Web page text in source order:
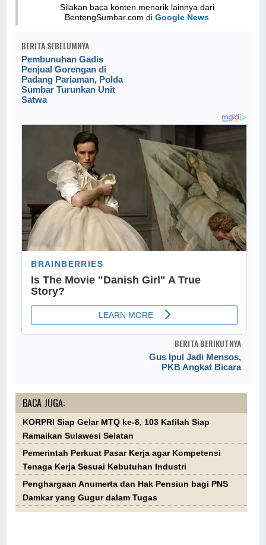
Silakan baca konten menarik lainnya dari
BentengSumbar.com diGoogle News
BERITA SEBELUMNYA
Pembunuhan Gadis
Penjual Gorengan di
Padang Pariaman, Polda
Sumbar Turunkan Unit
Satwa
BERITA BERIKUTNYA
Gus Ipul Jadi Mensos,
PKB Angkat Bicara
BACA JUGA:
KORPRI Siap Gelar MTQ ke-8, 103 Kafilah Siap
Ramaikan Sulawesi Selatan
Pemerintah Perkuat Pasar Kerja agar Kompetensi
Tenaga Kerja Sesuai Kebutuhan Industri
Penghargaan Anumerta dan Hak Pensiun bagi PNS
Damkar yang Gugur dalam Tugas